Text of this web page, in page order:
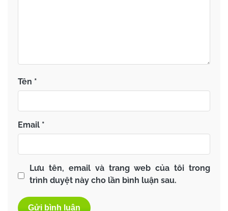
Tên *
Email *
Lưu tên, email và trang web của tôi trong
trình duyệt này cho lần bình luận sau.